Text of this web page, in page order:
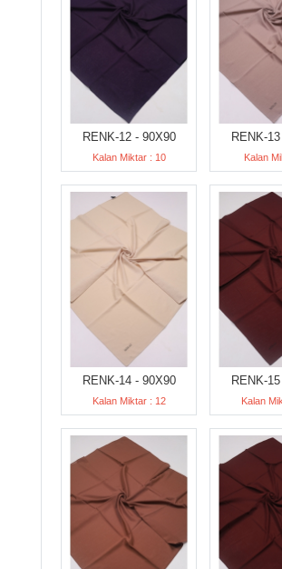
RENK-12 - 90X90
Kalan Miktar : 10
RENK-
Kalan
RENK-14 - 90X90
Kalan Miktar : 12
RENK-
Kalan